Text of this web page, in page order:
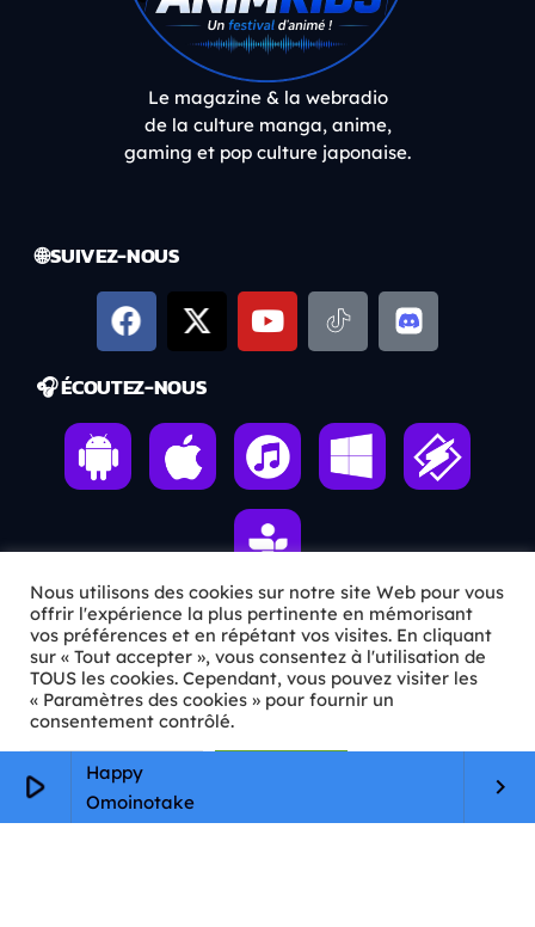
play_arrow
Happy
Omoinotake
keyboard_arrow_right
Le magazine & la webradio
de la culture manga, anime,
gaming et pop culture japonaise.
🌐 SUIVEZ-NOUS
🎧 ÉCOUTEZ-NOUS
ℹ️ INFOS PRATIQUES
✉️Contact
🦊Qui sommes-nous ?
📄
Mentions légales
Nous utilisons des cookies sur notre site Web pour vous
offrir l'expérience la plus pertinente en mémorisant
vos préférences et en répétant vos visites. En cliquant
sur « Tout accepter », vous consentez à l'utilisation de
TOUS les cookies. Cependant, vous pouvez visiter les
« Paramètres des cookies » pour fournir un
consentement contrôlé.
Paramètres Cookie